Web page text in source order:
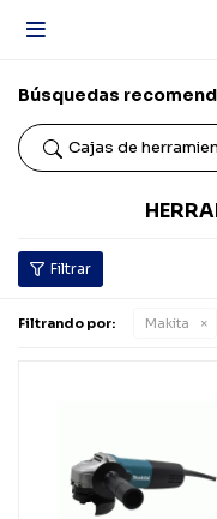

Búsquedas
Cajas de
Filtrando por: Makita